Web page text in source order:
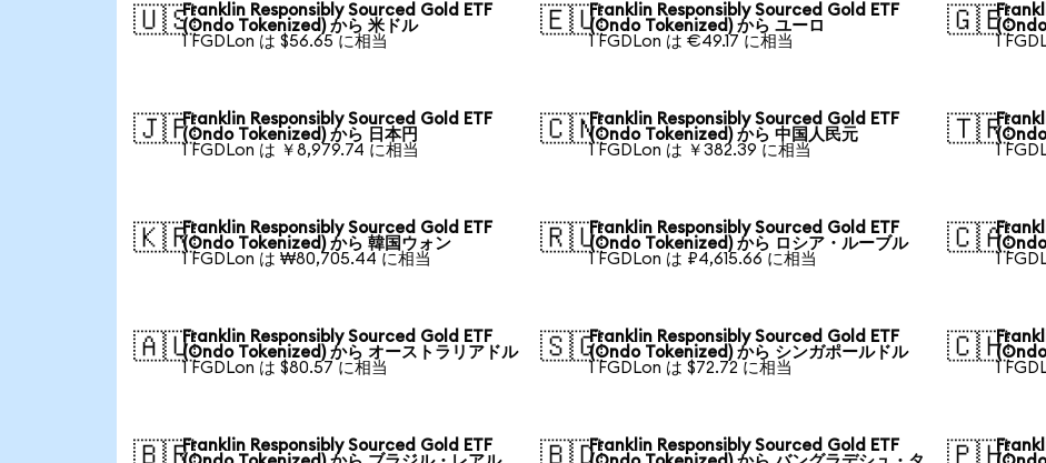
🇺🇸Franklin Responsibly Sourced Gold ETF
(Ondo Tokenized) から 米ドル
1 FGDLon は $56.65 に相当
🇪🇺Franklin Responsibly Sourced Gold ETF
(Ondo Tokenized) から ユーロ
1 FGDLon は €49.17 に相当
🇬🇧
1
🇯🇵Franklin Responsibly Sourced Gold ETF
(Ondo Tokenized) から 日本円
1 FGDLon は ￥8,979.74 に相当
🇨🇳Franklin Responsibly Sourced Gold ETF
(Ondo Tokenized) から 中国人民元
1 FGDLon は ￥382.39 に相当
🇹🇷
1
🇰🇷Franklin Responsibly Sourced Gold ETF
(Ondo Tokenized) から 韓国ウォン
1 FGDLon は ₩80,705.44 に相当
🇷🇺Franklin Responsibly Sourced Gold ETF
(Ondo Tokenized) から ロシア・ルーブル
1 FGDLon は ₽4,615.66 に相当
🇨🇦
1
🇦🇺Franklin Responsibly Sourced Gold ETF
(Ondo Tokenized) から オーストラリアドル
1 FGDLon は $80.57 に相当
🇸🇬Franklin Responsibly Sourced Gold ETF
(Ondo Tokenized) から シンガポールドル
1 FGDLon は $72.72 に相当
🇨🇭
1
🇧🇷Franklin Responsibly Sourced Gold ETF
🇧🇩Franklin Responsibly Sourced Gold ETF
🇵🇭